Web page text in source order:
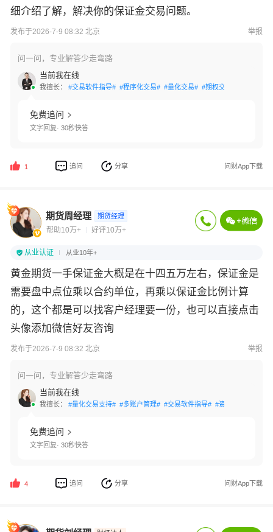
细介绍了解，解决你的保证金交易问题。
发布于2026-7-9 08:32 北京 举报
问一问，专业解答少走弯路
当前我在线
我擅长： #交易软件指导# #程序化交易# #量化交易# #期权交易#
免费追问
文字回复· 30秒快答
1 追问 分享 问财App下载
期货周经理 期货经理
帮助10万+ 好评10万+
从业认证 从业10年+
黄金期货一手保证金大概是在十四五万左右，保证金是
需要盘中点位乘以合约单位，再乘以保证金比例计算
的，这个都是可以找客户经理要一份，也可以直接点击
头像添加微信好友咨询
发布于2026-7-9 08:32 北京 举报
问一问，专业解答少走弯路
当前我在线
我擅长： #量化交易支持# #多账户管理# #交易软件指导# #资金安全保障#
免费追问
文字回复· 30秒快答
4 追问 分享 问财App下载